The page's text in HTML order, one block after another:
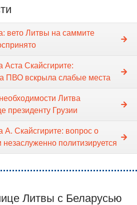
вето Литвы на саммите
Аста Скайсгирите:
ПВО вскрыла слабые места
Литва
президенту Грузии
А. Скайсгирите: вопрос о
политизируется
Литвы с Беларусью